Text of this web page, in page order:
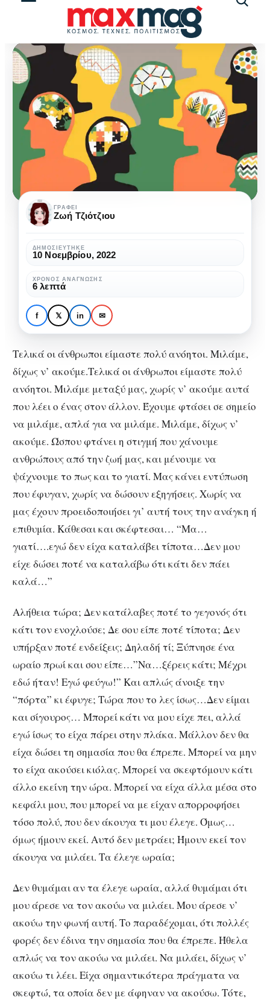
ΑΨΥΧΟΛΌΓΗΤΑ
Τελικά οι άνθρωποι
είμαστε πολύ ανόητοι.
Μιλάμε, δίχως ν’
ακούμε.
Τελικά
άνθρωποι
είμαστε
πολύ
ανόητοι.
Μιλάμε,
δίχως
ακούμε.
ΓΡΆΦΕΙ
Ζωή Τζιότζιου
ΔΗΜΟΣΙΕΎΤΗΚΕ
10 Νοεμβρίου, 2022
ΧΡΌΝΟΣ ΑΝΆΓΝΩΣΗΣ
6 λεπτά
f 𝕏 in ✉
Τελικά οι άνθρωποι είμαστε πολύ ανόητοι. Μιλάμε,
δίχως ν’ ακούμε.Τελικά οι άνθρωποι είμαστε πολύ
ανόητοι. Μιλάμε μεταξύ μας, χωρίς ν’ ακούμε αυτά
που λέει ο ένας στον άλλον. Έχουμε φτάσει σε σημείο
να μιλάμε, απλά για να μιλάμε. Μιλάμε, δίχως ν’
ακούμε. Ώσπου φτάνει η στιγμή που χάνουμε
ανθρώπους από την ζωή μας, και μένουμε να
ψάχνουμε το πως και το γιατί. Μας κάνει εντύπωση
που έφυγαν, χωρίς να δώσουν εξηγήσεις. Χωρίς να
μας έχουν προειδοποιήσει γι’ αυτή τους την ανάγκη ή
επιθυμία. Κάθεσαι και σκέφτεσαι… “Μα…
γιατί….εγώ δεν είχα καταλάβει τίποτα…Δεν μου
είχε δώσει ποτέ να καταλάβω ότι κάτι δεν πάει
καλά…”
Αλήθεια τώρα; Δεν κατάλαβες ποτέ το γεγονός ότι
κάτι τον ενοχλούσε; Δε σου είπε ποτέ τίποτα; Δεν
υπήρξαν ποτέ ενδείξεις; Δηλαδή τί; Ξύπνησε ένα
ωραίο πρωί και σου είπε…”Να…ξέρεις κάτι; Μέχρι
εδώ ήταν! Εγώ φεύγω!” Και απλώς άνοιξε την
“πόρτα” κι έφυγε; Τώρα που το λες ίσως…Δεν είμαι
και σίγουρος… Μπορεί κάτι να μου είχε πει, αλλά
εγώ ίσως το είχα πάρει στην πλάκα. Μάλλον δεν θα
είχα δώσει τη σημασία που θα έπρεπε. Μπορεί να μην
το είχα ακούσει κιόλας. Μπορεί να σκεφτόμουν κάτι
άλλο εκείνη την ώρα. Μπορεί να είχα άλλα μέσα στο
κεφάλι μου, που μπορεί να με είχαν απορροφήσει
τόσο πολύ, που δεν άκουγα τι μου έλεγε. Όμως…
όμως ήμουν εκεί. Αυτό δεν μετράει; Ήμουν εκεί τον
άκουγα να μιλάει. Τα έλεγε ωραία;
Δεν θυμάμαι αν τα έλεγε ωραία, αλλά θυμάμαι ότι
μου άρεσε να τον ακούω να μιλάει. Μου άρεσε ν’
ακούω την φωνή αυτή. Το παραδέχομαι, ότι πολλές
φορές δεν έδινα την σημασία που θα έπρεπε. Ήθελα
απλώς να τον ακούω να μιλάει. Να μιλάει, δίχως ν’
ακούω τι λέει. Είχα σημαντικότερα πράγματα να
σκεφτώ, τα οποία δεν με άφηναν να ακούσω. Τότε,